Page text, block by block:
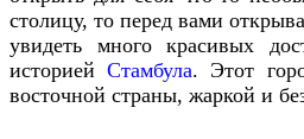
столицу, то перед вами
увидеть много красивых
историейСтамбула. Этот
восточной страны, жаркой и